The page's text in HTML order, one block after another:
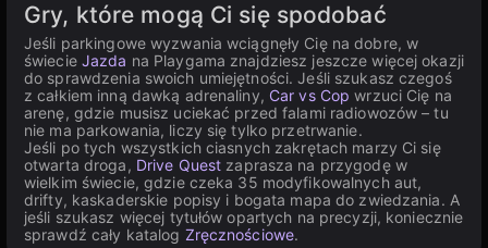
Gry, które mogą Ci się spodobać
Jeśli parkingowe wyzwania wciągnęły Cię na dobre, w
świecie Jazda na Playgama znajdziesz jeszcze więcej okazji
do sprawdzenia swoich umiejętności. Jeśli szukasz czegoś
z całkiem inną dawką adrenaliny, Car vs Cop wrzuci Cię na
arenę, gdzie musisz uciekać przed falami radiowozów – tu
nie ma parkowania, liczy się tylko przetrwanie.
Jeśli po tych wszystkich ciasnych zakrętach marzy Ci się
otwarta droga, Drive Quest zaprasza na przygodę w
wielkim świecie, gdzie czeka 35 modyfikowalnych aut,
drifty, kaskaderskie popisy i bogata mapa do zwiedzania. A
jeśli szukasz więcej tytułów opartych na precyzji, koniecznie
sprawdź cały katalog Zręcznościowe.